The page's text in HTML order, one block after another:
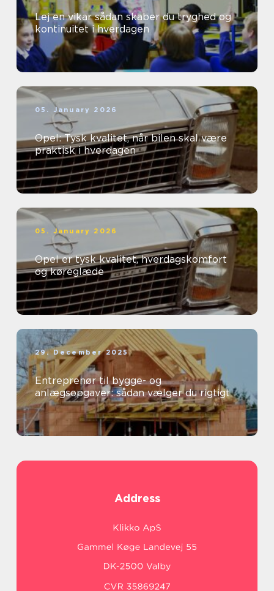
Lej en vikar sådan skaber du tryghed og
kontinuitet i hverdagen
05. January 2026
Opel: Tysk kvalitet, når bilen skal være
praktisk i hverdagen
05. January 2026
Opel er tysk kvalitet, hverdagskomfort
og køreglæde
29. December 2025
Entreprenør til bygge- og
anlægsopgaver: sådan vælger du rigtigt
Address